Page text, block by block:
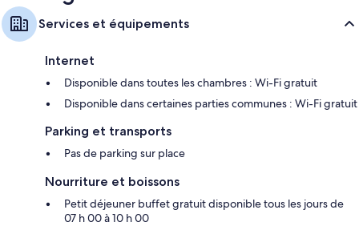
Services et équipements
Internet
Disponible dans toutes les chambres : Wi-Fi gratuit
Disponible dans certaines parties communes : Wi-Fi gratuit
Parking et transports
Pas de parking sur place
Nourriture et boissons
Petit déjeuner buffet gratuit disponible tous les jours de
07 h 00 à 10 h 00